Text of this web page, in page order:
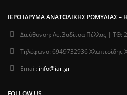
ΙΕΡΌ ΊΔΡΥΜΑ ΑΝΑΤΟΛΙΚΉΣ ΡΩΜΥΛΊΑΣ –
Διεύθυνση: Λειβαδίτσα Πέλλας | ΤΘ:
Τηλέφωνο: 6949732936 Χλωπτσίδης
Email: info@iar.gr